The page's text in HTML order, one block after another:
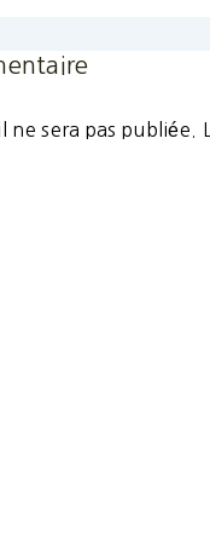
ne sera pas publiée.